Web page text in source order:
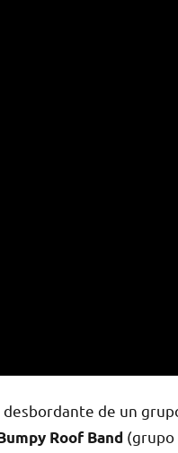
de un
Roof Band (grupo